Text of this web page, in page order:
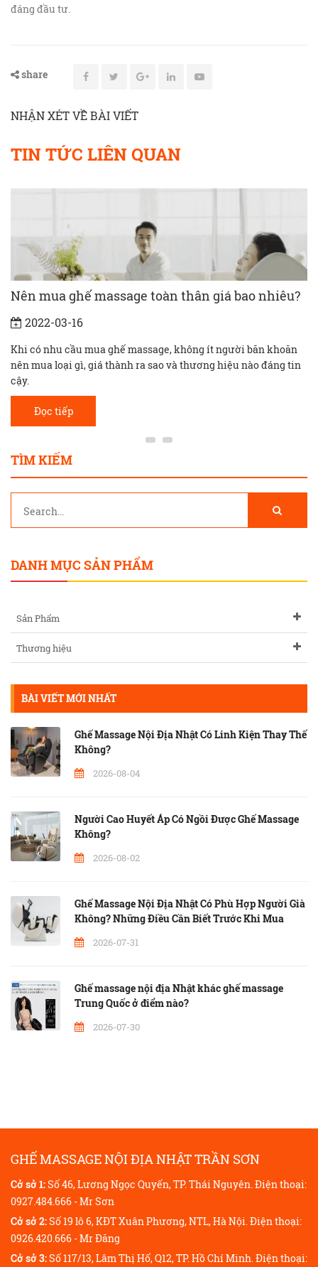
đáng đầu tư.
share
NHẬN XÉT VỀ BÀI VIẾT
TIN TỨC LIÊN QUAN
Nên mua ghế massage toàn thân giá bao nhiêu?
2022-03-16
Khi có nhu cầu mua ghế massage, không ít người băn khoăn
nên mua loại gì, giá thành ra sao và thương hiệu nào đáng tin
cậy.
Đọc tiếp
TÌM KIẾM
DANH MỤC SẢN PHẨM
Sản Phẩm
Thương hiệu
BÀI VIẾT MỚI NHẤT
Ghế Massage Nội Địa Nhật Có Linh Kiện Thay Thế
Không?
2026-08-04
Người Cao Huyết Áp Có Ngồi Được Ghế Massage
Không?
2026-08-02
Ghế Massage Nội Địa Nhật Có Phù Hợp Người Già
Không? Những Điều Cần Biết Trước Khi Mua
2026-07-31
Ghế massage nội địa Nhật khác ghế massage
Trung Quốc ở điểm nào?
2026-07-30
GHẾ MASSAGE NỘI ĐỊA NHẬT TRẦN SƠN
Cở sở 1:Số 46, Lương Ngọc Quyến, TP. Thái Nguyên. Điện thoại:
0927.484.666 - Mr Sơn
Cở sở 2:Số 19 lô 6, KĐT Xuân Phương, NTL, Hà Nội. Điện thoại:
0926.420.666 - Mr Đăng
Cở sở 3:Số 117/13, Lâm Thị Hố, Q12, TP. Hồ Chí Minh. Điện thoại: